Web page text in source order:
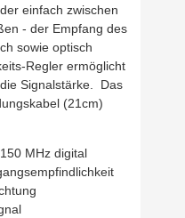
einfach zwischen
- der Empfang des
sowie optisch
Regler ermöglicht
Signalstärke. Das
(21cm)
MHz digital